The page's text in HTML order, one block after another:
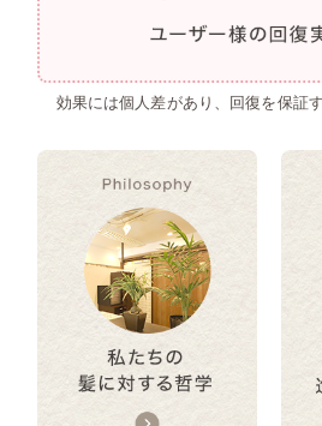
効果には個人差があり、回復を保証